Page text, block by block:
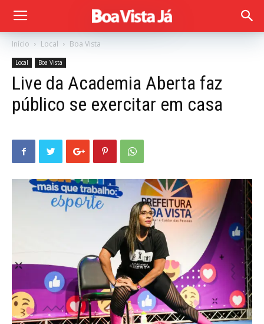
Início Local Boa Vista
Local Boa Vista
Live da Academia Aberta faz
público se exercitar em casa